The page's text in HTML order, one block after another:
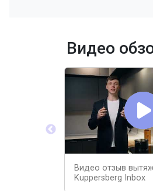
Видео
Видео отзыв
Kuppersberg Inbox